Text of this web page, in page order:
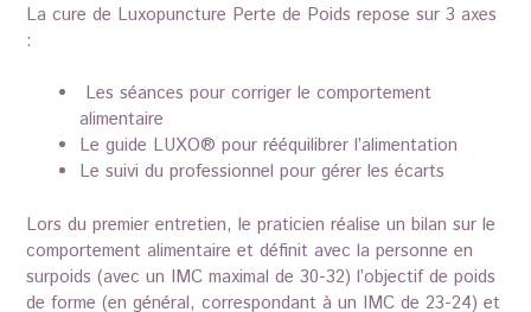
La cure de Luxopuncture Perte de Poids repose sur 3 axes
:
Les séances pour corriger le comportement
alimentaire
Le guide LUXO® pour rééquilibrer l’alimentation
Le suivi du professionnel pour gérer les écarts
Lors du premier entretien, le praticien réalise un bilan sur le
comportement alimentaire et définit avec la personne en
surpoids (avec un IMC maximal de 30-32) l’objectif de poids
de forme (en général, correspondant à un IMC de 23-24) et